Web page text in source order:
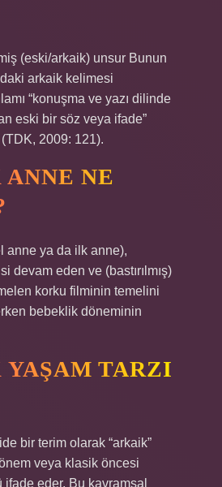
(eski/arkaik) unsur Bunun
arkaik kelimesi
“konuşma ve yazı dilinde
eski bir söz veya ifade”
2009: 121).
NE
anne ya da ilk anne),
devam eden ve (bastırılmış)
korku filminin temelini
bebeklik döneminin
TARZI
bir terim olarak “arkaik”
veya klasik öncesi
eder. Bu kavramsal